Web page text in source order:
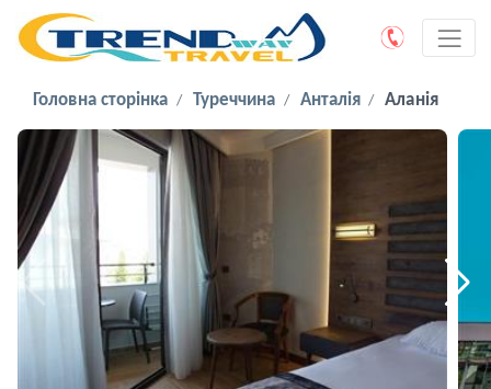
Головна сторінка Туреччина Анталія Аланія